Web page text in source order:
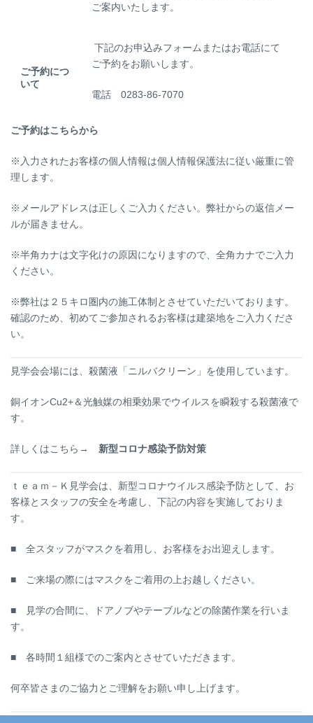
ご案内いたします。
ご予約につ
いて
下記のお申込みフォームまたはお電話にて
ご予約をお願いします。
電話 0283-86-7070
ご予約はこちらから
※入力されたお客様の個人情報は個人情報保護法に従い厳重に管
理します。
※メールアドレスは正しくご入力ください。弊社からの返信メー
ルが届きません。
※半角カナは文字化けの原因になりますので、全角カナでご入力
ください。
※弊社は２５キロ圏内の施工体制とさせていただいております。
確認のため、初めてご参加されるお客様は建築地をご入力くださ
い。
見学会会場には、殺菌液「ニルバクリーン」を使用しています。
銅イオンCu2+＆光触媒の相乗効果でウイルスを瞬殺する殺菌液で
す。
詳しくはこちら→ 新型コロナ感染予防対策
ｔｅａｍ－Ｋ見学会は、新型コロナウイルス感染予防として、お
客様とスタッフの安全を考慮し、下記の内容を実施しておりま
す。
■ 全スタッフがマスクを着用し、お客様をお出迎えします。
■ ご来場の際にはマスクをご着用の上お越しください。
■ 見学の合間に、ドアノブやテーブルなどの除菌作業を行いま
す。
■ 各時間１組様でのご案内とさせていただきます。
何卒皆さまのご協力とご理解をお願い申し上げます。